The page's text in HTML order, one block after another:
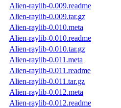
Alien-raylib-0.009.readme
Alien-raylib-0.009.tar.gz
Alien-raylib-0.010.meta
Alien-raylib-0.010.readme
Alien-raylib-0.010.tar.gz
Alien-raylib-0.011.meta
Alien-raylib-0.011.readme
Alien-raylib-0.011.tar.gz
Alien-raylib-0.012.meta
Alien-raylib-0.012.readme